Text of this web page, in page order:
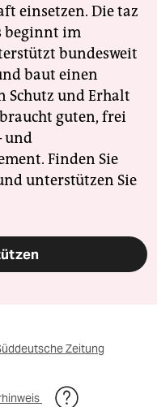
einsetzen. Die taz
beginnt im
bundesweit
baut einen
Schutz und Erhalt
guten, frei
und
Finden Sie
unterstützen Sie
Zeitung